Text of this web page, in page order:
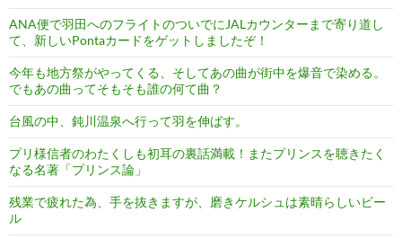
ANA便で羽田へのフライトのついでにJALカウンターまで寄り道し
て、新しいPontaカードをゲットしましたぞ！
今年も地方祭がやってくる、そしてあの曲が街中を爆音で染める。
でもあの曲ってそもそも誰の何て曲？
台風の中、鈍川温泉へ行って羽を伸ばす。
プリ様信者のわたくしも初耳の裏話満載！またプリンスを聴きたく
なる名著「プリンス論」
残業で疲れた為、手を抜きますが、磨きケルシュは素晴らしいビー
ル